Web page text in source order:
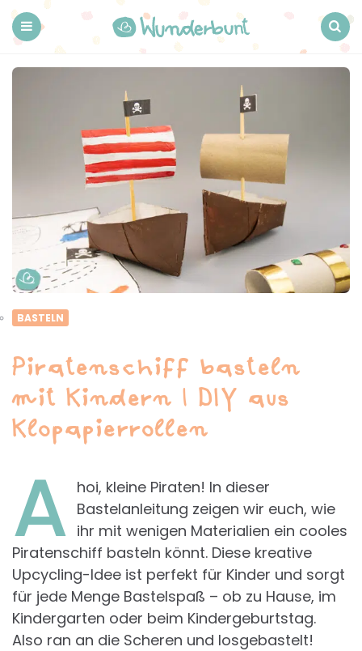
BASTELN
Piratenschiff basteln
mit Kindern | DIY aus
Klopapierrollen
A hoi, kleine Piraten! In dieser
Bastelanleitung zeigen wir euch, wie
ihr mit wenigen Materialien ein cooles
Piratenschiff basteln könnt. Diese kreative
Upcycling-Idee ist perfekt für Kinder und sorgt
für jede Menge Bastelspaß – ob zu Hause, im
Kindergarten oder beim Kindergeburtstag.
Also ran an die Scheren und losgebastelt!